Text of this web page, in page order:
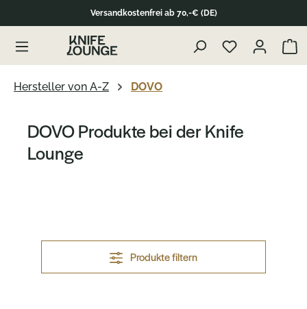
Versandkostenfrei ab 70,-€ (DE)
Hersteller von A-Z DOVO
DOVO Produkte bei der Knife
Lounge
Produkte filtern